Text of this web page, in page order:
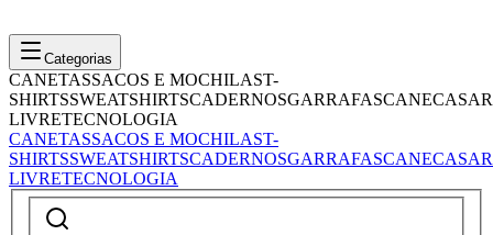
Categorias
CANETASSACOS E MOCHILAST-
SHIRTSSWEATSHIRTSCADERNOSGARRAFASCANECASAR
LIVRETECNOLOGIA
CANETASSACOS E MOCHILAST-
SHIRTSSWEATSHIRTSCADERNOSGARRAFASCANECASAR
LIVRETECNOLOGIA